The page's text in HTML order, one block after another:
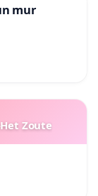
mur
Zoute